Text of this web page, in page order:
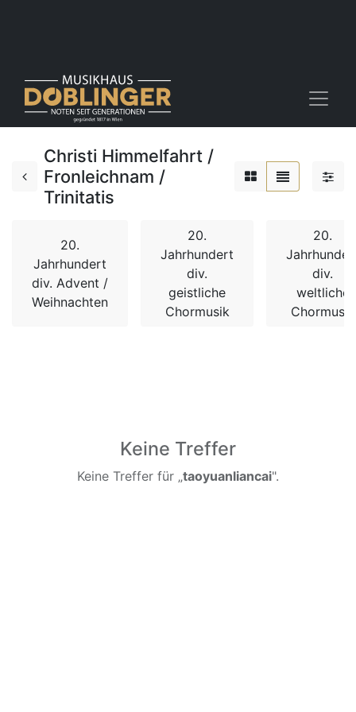
Christi Himmelfahrt /
Fronleichnam /
Trinitatis
20.
Jahrhundert
div. Advent /
Weihnachten
20.
Jahrhundert
div.
geistliche
Chormusik
20.
div.
weltliche
Chormusik
Keine Treffer
Keine Treffer für „taoyuanliancai".